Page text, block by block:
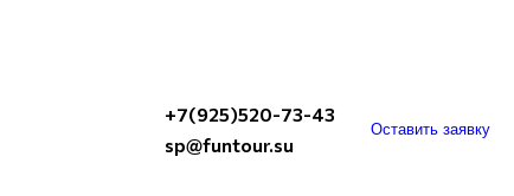
+7(925)520-73-43
sp@funtour.su
Оставить заявку